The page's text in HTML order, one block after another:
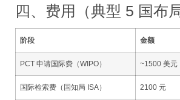
四、费用（典型 5 国布局
阶段 金额
PCT 申请国际费（WIPO） ~1500 美元
国际检索费（国知局 ISA） 2100 元